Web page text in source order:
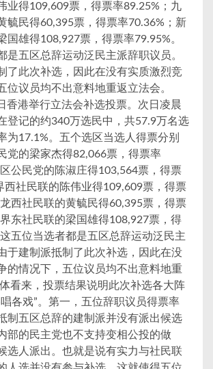
业得109,609票，得票率89.25%；九
毓民得60,395票，得票率70.36%；新
国雄得108,927票，得票率79.95%。
是五区总辞运动泛民主派辞职议员。
了此次补选，因此在没有实质激烈竞
位议员均不出意料地重返立法会。
香港举行立法会补选投票。次日凌晨
登记的约340万选民中，共57.9万名选
为17.1%。五个选区当选人得票分别
党的梁家杰得82,066票，得票率
公民党的陈淑庄得103,564票，得票
西社民联的陈伟业得109,609票，得票
西社民联的黄毓民得60,395票，得票
东社民联的梁国雄得108,927票，得
五位当选者都是五区总辞运动泛民主
于建制派抵制了此次补选，因此在没
的情况下，五位议员均不出意料地重
看来，投票结果说明此次补选各大阵
各戏”。第一，五位辞职议员得票率
制五区总辞的建制派并没有派出候选
部的民主党也不支持变相公投的做
选人派出。也就是说有实力与社民联